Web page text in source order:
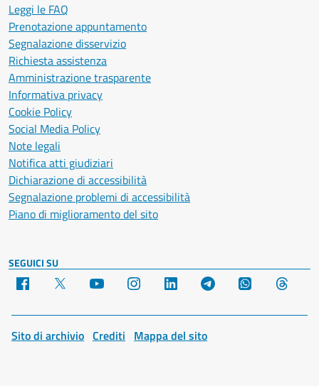
Leggi le FAQ
Prenotazione appuntamento
Segnalazione disservizio
Richiesta assistenza
Amministrazione trasparente
Informativa privacy
Cookie Policy
Social Media Policy
Note legali
Notifica atti giudiziari
Dichiarazione di accessibilità
Segnalazione problemi di accessibilità
Piano di miglioramento del sito
SEGUICI SU
Facebook YouTube Instagram LinkedIn Telegram WhatsApp
Sito di archivio Crediti Mappa del sito